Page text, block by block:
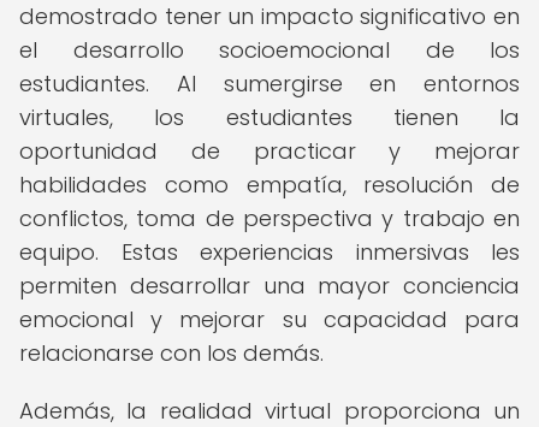
demostrado tener un impacto significativo en
el desarrollo socioemocional de los
estudiantes. Al sumergirse en entornos
virtuales, los estudiantes tienen la
oportunidad de practicar y mejorar
habilidades como empatía, resolución de
conflictos, toma de perspectiva y trabajo en
equipo. Estas experiencias inmersivas les
permiten desarrollar una mayor conciencia
emocional y mejorar su capacidad para
relacionarse con los demás.
Además, la realidad virtual proporciona un